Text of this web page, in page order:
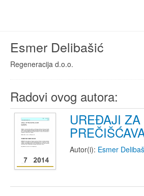
Esmer Delibašić
Regeneracija d.o.o.
Radovi ovog autora:
UREĐAJI ZA
Autor(i): Esmer